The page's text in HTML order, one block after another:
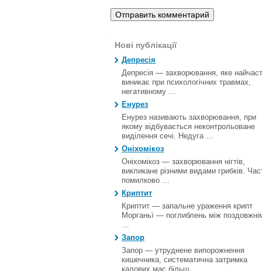
Нові публікації
Депресія
Депресія — захворювання, яке
виникає при психологічних травмах,
негативному …
Енурез
Енурез називають захворювання, при
якому відбувається неконтрольоване
виділення сечі. Недуга …
Оніхомікоз
Оніхомікоз — захворювання нігтів,
викликане різними видами грибків.
помилково …
Криптит
Криптит — запальне ураження крипт
Морганьї — поглиблень між
Запор
Запор — утруднене випорожнення
кишечника, систематична затримка
калових мас більш …